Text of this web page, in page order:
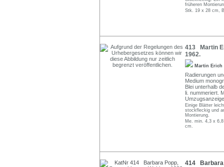
früheren
Stk. 19 x 28 cm,
413 Martin
1962.
Martin
Radierungen
Medium
Blei unterhalb
li. nummeriert.
Einige Blätter
stockfleckig und
Montierung.
Me. min. 4,3 x
cm.
414 Barbara